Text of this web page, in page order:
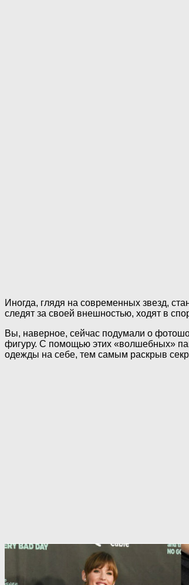
Иногда, глядя на современных звезд,
следят за своей внешностью, ходят в
Вы, наверное, сейчас подумали о
фигуру. С помощью этих «волшебных»
одежды на себе, тем самым раскрыв